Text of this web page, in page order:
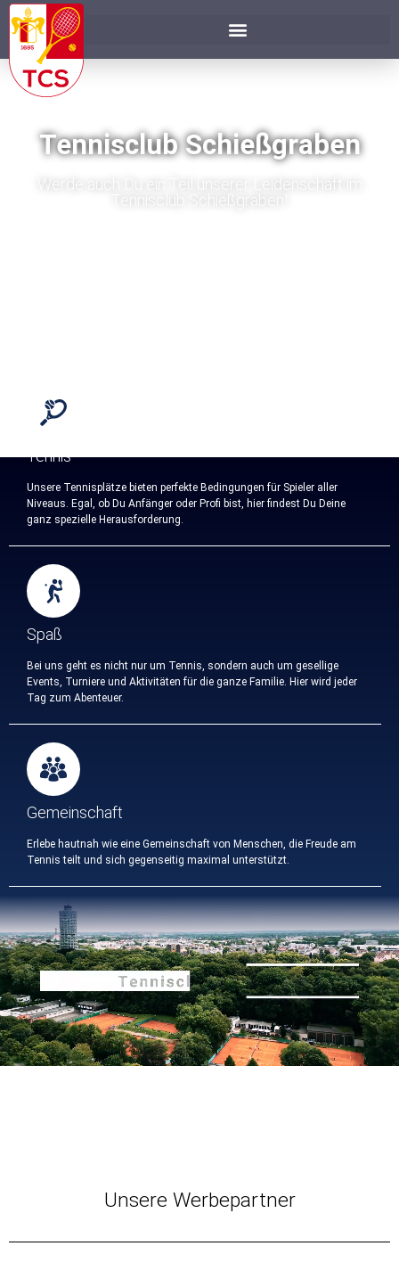
Tennisclub Schießgraben
Werde auch Du ein Teil unserer Leidenschaft im
Tennisclub Schießgraben!
Tennis
Unsere Tennisplätze bieten perfekte Bedingungen für Spieler aller
Niveaus. Egal, ob Du Anfänger oder Profi bist, hier findest Du Deine
ganz spezielle Herausforderung.
Spaß
Bei uns geht es nicht nur um Tennis, sondern auch um gesellige
Events, Turniere und Aktivitäten für die ganze Familie. Hier wird jeder
Tag zum Abenteuer.
Gemeinschaft
Erlebe hautnah wie eine Gemeinschaft von Menschen, die Freude am
Tennis teilt und sich gegenseitig maximal unterstützt.
Unsere Werbepartner